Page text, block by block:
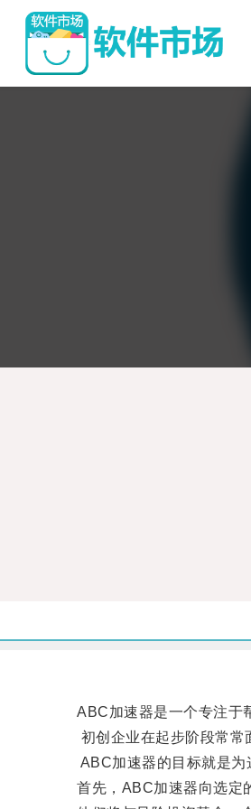
ABC加速器是一个专注于帮
初创企业在起步阶段常常面
ABC加速器的目标就是为这
首先，ABC加速器向选定的